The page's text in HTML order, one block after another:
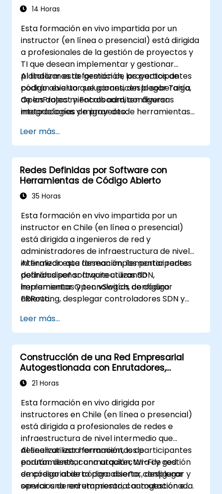
14 Horas
Esta formación en vivo impartida por un
instructor (en línea o presencial) está dirigida
a profesionales de la gestión de proyectos y
TI que desean implementar y gestionar
plataformas de gestión de proyectos de
código abierto que garanticen la soberanía
de los datos mientras admiten diversas
metodologías de proyecto.
Al finalizar esta formación, los participantes
podrán evaluar soluciones, desplegar Taiga,
OpenProject y Focalboard, configurar
integraciones y migrar desde herramientas
Leer más...
Redes Definidas por Software con
Herramientas de Código Abierto
35 Horas
Esta formación en vivo impartida por un
instructor en Chile (en línea o presencial)
está dirigida a ingenieros de red y
administradores de infraestructura de nivel
intermedio que desean implementar redes
definidas por software utilizando
herramientas y tecnologías de código
abierto.
Al finalizar esta formación, los participantes
podrán diseñar arquitecturas SDN,
implementar Open vSwitch, configurar
FRRouting, desplegar controladores SDN y
Leer más...
Construcción de una Red Empresarial
Autogestionada con Enrutadores,
Conmutación y Wi-Fi de Código Abierto
21 Horas
Esta formación en vivo dirigida por
instructores en Chile (en línea o presencial)
está dirigida a profesionales de redes e
infraestructura de nivel intermedio que
deseen utilizar herramientas de
enrutamiento, conmutación, Wi-Fi y gestión
de código abierto para diseñar, desplegar y
operar una red empresarial autogestionada.
Al finalizar esta formación, los participantes
podrán: diseñar una arquitectura de red
empresarial de código abierto, configurar
servicios de enrutamiento, conmutación e